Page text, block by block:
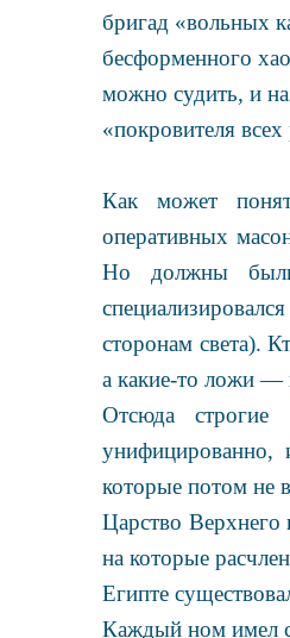
бригад «вольных
бесформенного
можно судить, и
«покровителя
Как может
оперативных
Но должны были
сторонам света).
а какие-то ложи —
Отсюда
унифицированно,
которые потом не
Царство
на которые
Египте
Каждый ном имел